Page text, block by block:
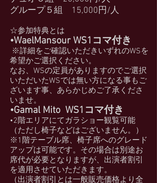
グループ５組 15,000円/人
☆参加特典とは
•WaelMansour WS1コマ付き
※詳細をご確認いただきいずれのWSを
希望かご選択くださ い。
なお、WSの定員がありますのでご選択
いただいたWSでは無い方になる事もご
ざいます事、あらかじめご了承くださ
いませ。
•Gamal Mito WS1コマ付き
•2階エリアにてガラショー観覧可能
（ただし椅子などはござい ません。）
※1階テーブル席、椅子席へのグレード
アップは可能です。その場合は別途お
席代が必要となりますが、出演者割引
を適用させていただきます。
（出演者割引とは一般販売価格より全